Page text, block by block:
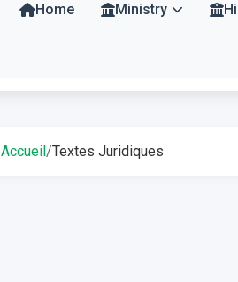
Home Ministry
Accueil/Textes Juridiques